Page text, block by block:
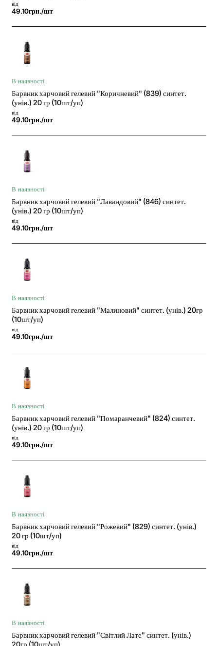
від
49.10грн./шт
В наявності
Барвник харчовий гелевий "Коричневий" (839) синтет.
(унів.) 20 гр (10шт/уп)
від
49.10грн./шт
В наявності
Барвник харчовий гелевий "Лавандовий" (846) синтет.
(унів.) 20 гр (10шт/уп)
від
49.10грн./шт
В наявності
Барвник харчовий гелевий "Малиновий" синтет. (унів.) 20гр
(10шт/уп)
від
49.10грн./шт
В наявності
Барвник харчовий гелевий "Помаранчевий" (824) синтет.
(унів.) 20 гр (10шт/уп)
від
49.10грн./шт
В наявності
Барвник харчовий гелевий "Рожевий" (829) синтет. (унів.)
20 гр (10шт/уп)
від
49.10грн./шт
В наявності
Барвник харчовий гелевий "Світлий Лате" синтет. (унів.)
20гр (10шт/уп)